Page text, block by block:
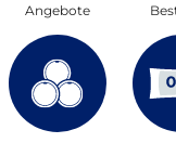
Angebote